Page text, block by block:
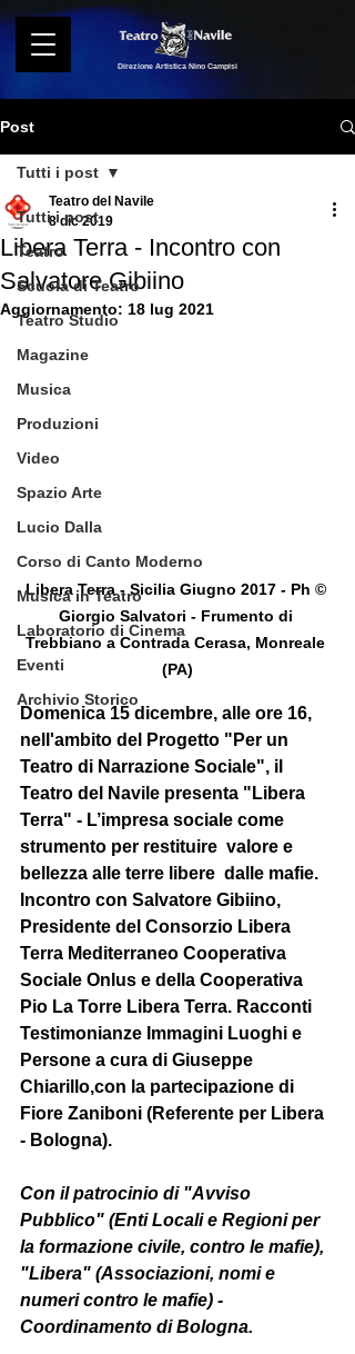
Direzione Artistica Nino Campisi
Post
Tutti i post
Teatro
Scuola di Teatro
Teatro Studio
Magazine
Musica
Produzioni
Video
Spazio Arte
Lucio Dalla
Corso di Canto Moderno
Musica in Teatro
Laboratorio di Cinema
Eventi
Archivio Storico
Tutti i post
Libera Terra - Incontro con
Salvatore Gibiino
Teatro del Navile
8 dic 2019
Aggiornamento: 18 lug 2021
Libera Terra - Sicilia Giugno 2017 - Ph ©
Giorgio Salvatori - Frumento di
Trebbiano a Contrada Cerasa, Monreale
(PA)
Domenica 15 dicembre, alle ore 16,
nell'ambito del Progetto " Per un
Teatro di Narrazione Sociale", il
Teatro del Navile presenta " Libera
Terra" - L’impresa sociale come
strumento per restituire  valore e
bellezza alle terre libere  dalle mafie.
Incontro con Salvatore Gibiino,
Presidente del Consorzio Libera
Terra Mediterraneo Cooperativa
Sociale Onlus e della Cooperativa
Pio La Torre Libera Terra. Racconti
Testimonianze Immagini Luoghi e
Persone a cura di Giuseppe
Chiarillo,con la partecipazione di
Fiore Zaniboni (Referente per Libera
- Bologna).
Con il patrocinio di "Avviso
Pubblico" (Enti Locali e Regioni per
la formazione civile, contro le mafie),
"Libera" (Associazioni, nomi e
numeri contro le mafie) -
Coordinamento di Bologna.